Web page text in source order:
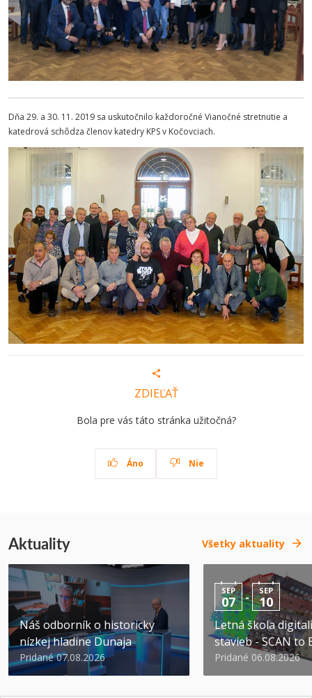
Dňa 29. a 30. 11. 2019 sa uskutočnilo každoročné Vianočné stretnutie a
katedrová schôdza členov katedry KPS v Kočovciach.
ZDIEĽAŤ
Bola pre vás táto stránka užitočná?
Áno Nie
Aktuality Všetky aktuality
Náš odborník o historicky
nízkej hladine Dunaja
Pridané 07.08.2026
SEP
07 - SEP
10
Letná škola
stavieb - SCAN to
Pridané 06.08.2026